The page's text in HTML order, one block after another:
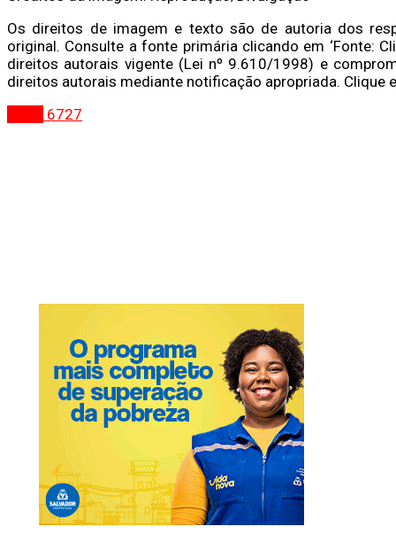
Os direitos de imagem e texto são de autoria dos
original. Consulte a fonte primária clicando em ‘Fonte:
direitos autorais vigente (Lei nº 9.610/1998) e
direitos autorais mediante notificação apropriada. Clique
6727